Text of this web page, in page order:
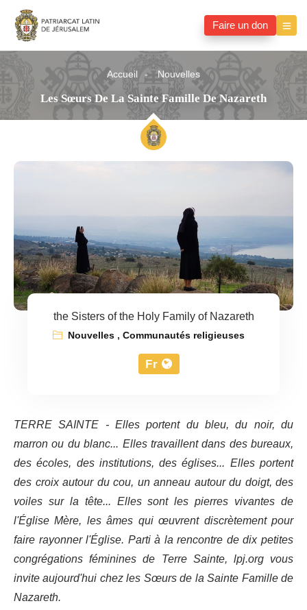
Faire un don
Accueil Nouvelles
Les Sœurs De La Sainte Famille De Nazareth
the Sisters of the Holy Family of Nazareth
Nouvelles,Communautés religieuses
Fr
TERRE SAINTE - Elles portent du bleu, du noir, du
marron ou du blanc... Elles travaillent dans des bureaux,
des écoles, des institutions, des églises... Elles portent
des croix autour du cou, un anneau autour du doigt, des
voiles sur la tête... Elles sont les pierres vivantes de
l'Église Mère, les âmes qui œuvrent discrètement pour
faire rayonner l'Église. Parti à la rencontre de dix petites
congrégations féminines de Terre Sainte, lpj.org vous
invite aujourd'hui chez les Sœurs de la Sainte Famille de
Nazareth.